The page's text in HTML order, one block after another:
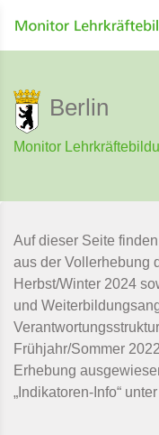
Berlin
Monitor
Auf dieser Seite
aus der Vollerhebung
Herbst/Winter 2024
und
Frühjahr/Sommer
Erhebung
„Indikatoren-Info“